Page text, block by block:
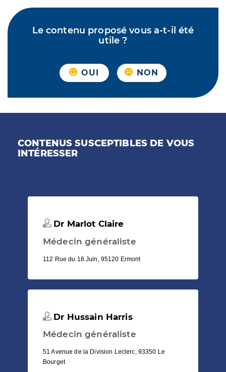
Le contenu proposé vous a-t-il été
utile ?
OUI NON
CONTENUS SUSCEPTIBLES DE VOUS
INTÉRESSER
Dr Marlot Claire
Médecin généraliste
112 Rue du 18 Juin, 95120 Ermont
Dr Hussain Harris
Médecin généraliste
51 Avenue de la Division Leclerc, 93350 Le
Bourget